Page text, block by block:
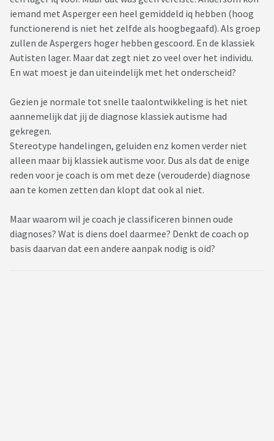
iemand met Asperger een heel gemiddeld iq hebben (hoog
functionerend is niet het zelfde als hoogbegaafd). Als groep
zullen de Aspergers hoger hebben gescoord. En de klassiek
Autisten lager. Maar dat zegt niet zo veel over het individu.
En wat moest je dan uiteindelijk met het onderscheid?
Gezien je normale tot snelle taalontwikkeling is het niet
aannemelijk dat jij de diagnose klassiek autisme had
gekregen.
Stereotype handelingen, geluiden enz komen verder niet
alleen maar bij klassiek autisme voor. Dus als dat de enige
reden voor je coach is om met deze (verouderde) diagnose
aan te komen zetten dan klopt dat ook al niet.
Maar waarom wil je coach je classificeren binnen oude
diagnoses? Wat is diens doel daarmee? Denkt de coach op
basis daarvan dat een andere aanpak nodig is oid?